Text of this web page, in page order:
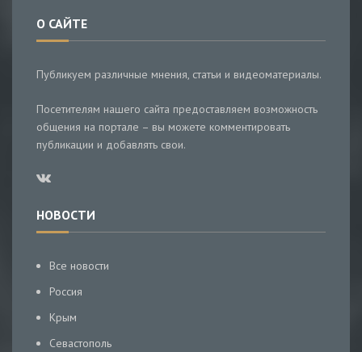
О САЙТЕ
Публикуем различные мнения, статьи и видеоматериалы.
Посетителям нашего сайта предоставляем возможность
общения на портале – вы можете комментировать
публикации и добавлять свои.
НОВОСТИ
Все новости
Россия
Крым
Севастополь